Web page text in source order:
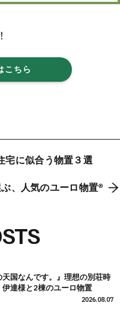
こちら
宅に似合う物置３選
、人気のユーロ物置®️
天国なんです。』理想の別荘時
伊達様と2棟のユーロ物置
2026.08.07